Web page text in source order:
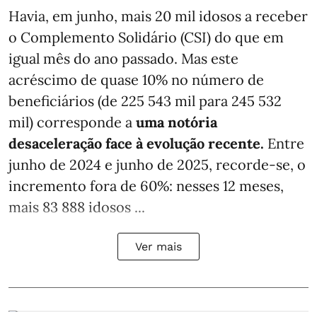
Havia, em junho, mais 20 mil idosos a receber
o Complemento Solidário (CSI) do que em
igual mês do ano passado. Mas este
acréscimo de quase 10% no número de
beneficiários (de 225 543 mil para 245 532
mil) corresponde a uma notória
desaceleração face à evolução recente. Entre
junho de 2024 e junho de 2025, recorde-se, o
incremento fora de 60%: nesses 12 meses,
mais 83 888 idosos ...
Ver mais